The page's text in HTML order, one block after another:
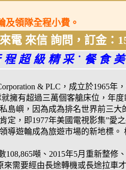
領隊全程小費。
電 來信 詢問，訂金
超級精采˙餐食
& PLC，成立於1965
擁有超過三萬個客艙床位，年
島嶼，因為成為排名世界前三大
定，即1977年美國電視影集”愛
導遊輪成為旅遊市場的新地標
108,865噸、2015年5月重新整修
需要經由長途轉機或長途拉車